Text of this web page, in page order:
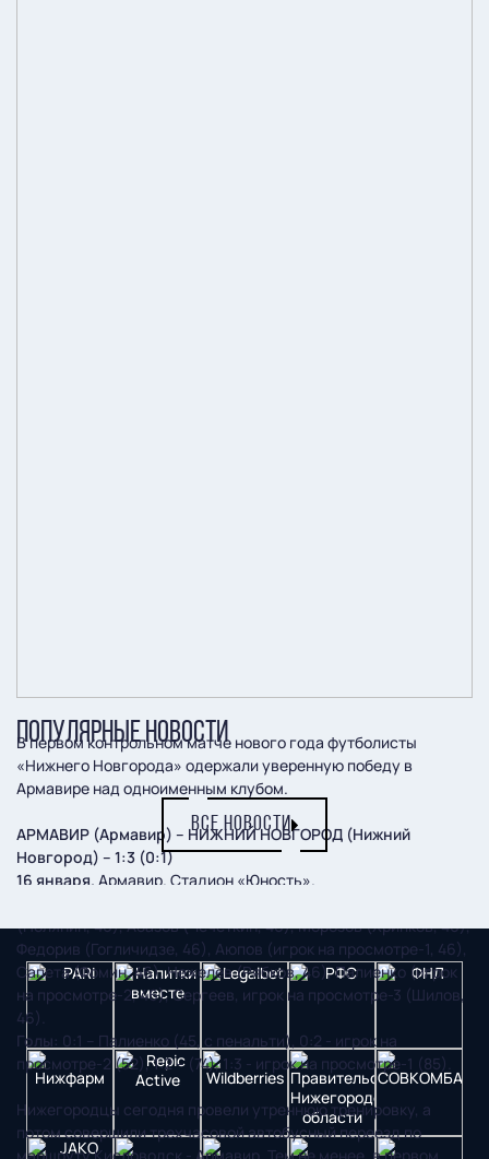
В первом контрольном матче нового года футболисты
«Нижнего Новгорода» одержали уверенную победу в
Армавире над одноименным клубом.
АРМАВИР (Армавир) – НИЖНИЙ НОВГОРОД (Нижний
Новгород) – 1:3 (0:1)
16 января. Армавир. Стадион «Юность».
(Полянин, 46), Абазов (Чечеткин, 46), Морозов (Хрипков, 46),
Федорив (Гогличидзе, 46), Аюпов (игрок на просмотре-1, 46),
Сапета (Фомин, 46), Нежелев (Рябков, 46), Палиенко (игрок
на просмотре-2, 46), Сергеев, игрок на просмотре-3 (Шилов,
46).
Голы: 0:1 – Палиенко (45, с пенальти), 0:2 - игрок на
просмотре-2 (52), 1:2 – (74), 1:3 - игрок на просмотре-1 (85).
Нижегородцы сегодня провели утреннюю тренировку, а
потом совершили трехчасовой автобусный переезд по
ПОПУЛЯРНЫЕ НОВОСТИ
ВСЕ НОВОСТИ